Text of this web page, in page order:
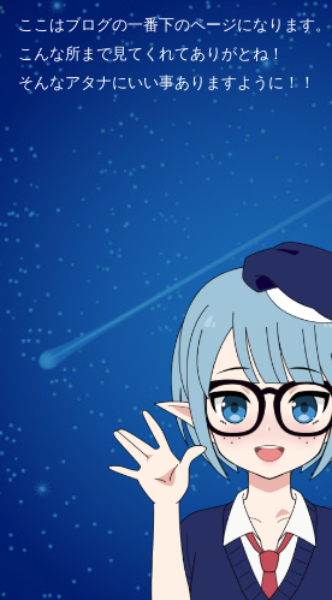
ここはブログの一番下のページになります。
こんな所まで見てくれてありがとね！
そんなアタナにいい事ありますように！！